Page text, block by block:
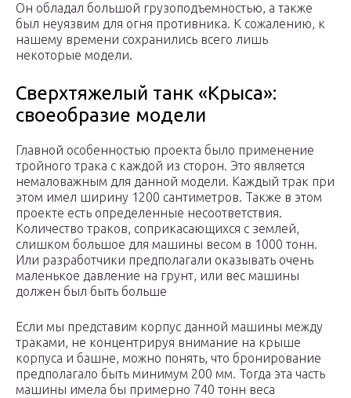
Он обладал большой грузоподъемностью, а также
был неуязвим для огня противника. К сожалению, к
нашему времени сохранились всего лишь
некоторые модели.
Сверхтяжелый танк «Крыса»:
своеобразие модели
Главной особенностью проекта было применение
тройного трака с каждой из сторон. Это является
немаловажным для данной модели. Каждый трак при
этом имел ширину 1200 сантиметров. Также в этом
проекте есть определенные несоответствия.
Количество траков, соприкасающихся с землей,
слишком большое для машины весом в 1000 тонн.
Или разработчики предполагали оказывать очень
маленькое давление на грунт, или вес машины
должен был быть больше
Если мы представим корпус данной машины между
траками, не концентрируя внимание на крыше
корпуса и башне, можно понять, что бронирование
предполагало быть минимум 200 мм. Тогда эта часть
машины имела бы примерно 740 тонн веса